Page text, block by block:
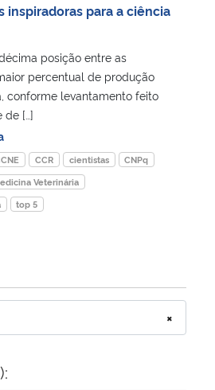
e dos Direitos Humanos
inspiradoras para a ciência
posição entre as
percentual de produção
conforme levantamento feito
de […]
CCR cientistas
CNPq
Veterinária
top 5
×